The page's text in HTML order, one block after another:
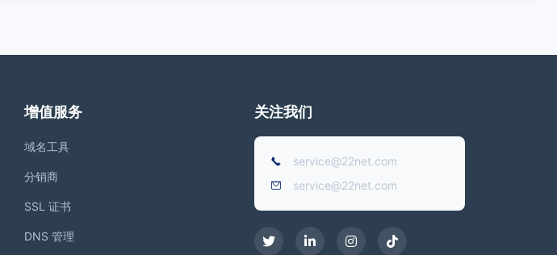
增值服务
域名工具
分销商
SSL 证书
DNS 管理
关注我们
service@22net.com
service@22net.com